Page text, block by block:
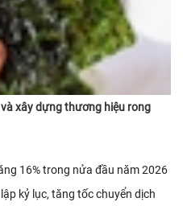
xây dựng thương hiệu rong
16% trong nửa đầu năm 2026
kỷ lục, tăng tốc chuyển dịch